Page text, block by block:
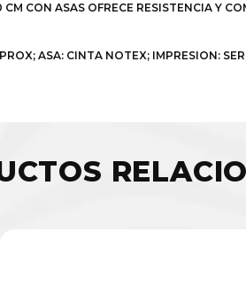
CON ASAS OFRECE RESISTENCIA Y
ASA: CINTA NOTEX; IMPRESION: